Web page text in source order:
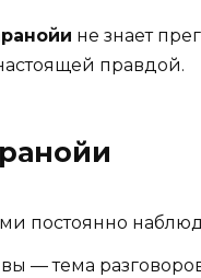
не знает
правдой.
постоянно
вы — тема